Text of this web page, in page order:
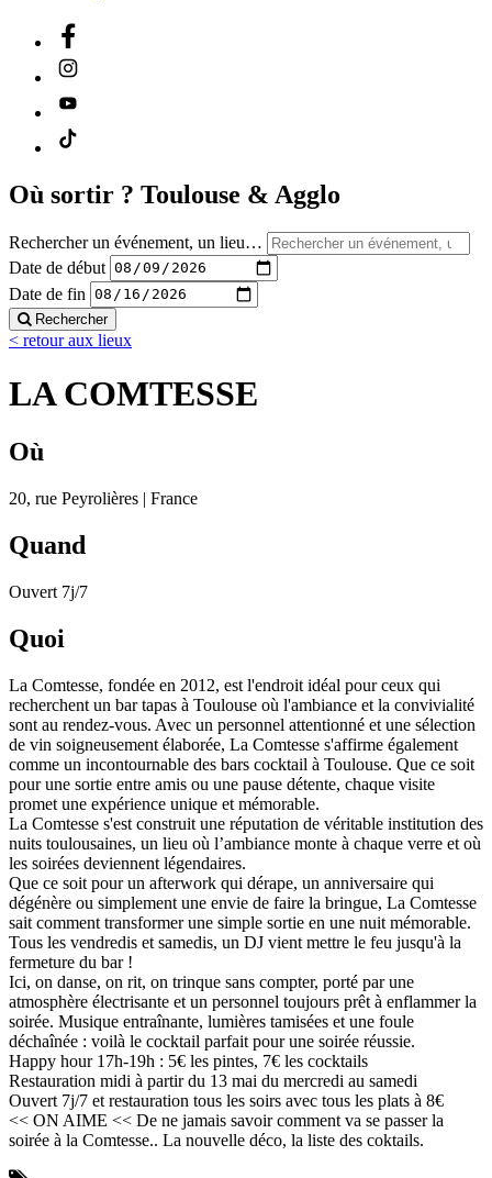
Où sortir ? Toulouse & Agglo
Rechercher un événement, un lieu…
Date de début
Date de fin
Rechercher
< retour aux lieux
LA COMTESSE
Où
20, rue Peyrolières | France
Quand
Ouvert 7j/7
Quoi
La Comtesse, fondée en 2012, est l'endroit idéal pour ceux qui
recherchent un bar tapas à Toulouse où l'ambiance et la convivialité
sont au rendez-vous. Avec un personnel attentionné et une sélection
de vin soigneusement élaborée, La Comtesse s'affirme également
comme un incontournable des bars cocktail à Toulouse. Que ce soit
pour une sortie entre amis ou une pause détente, chaque visite
promet une expérience unique et mémorable.
La Comtesse s'est construit une réputation de véritable institution des
nuits toulousaines, un lieu où l’ambiance monte à chaque verre et où
les soirées deviennent légendaires.
Que ce soit pour un afterwork qui dérape, un anniversaire qui
dégénère ou simplement une envie de faire la bringue, La Comtesse
sait comment transformer une simple sortie en une nuit mémorable.
Tous les vendredis et samedis, un DJ vient mettre le feu jusqu'à la
fermeture du bar !
Ici, on danse, on rit, on trinque sans compter, porté par une
atmosphère électrisante et un personnel toujours prêt à enflammer la
soirée. Musique entraînante, lumières tamisées et une foule
déchaînée : voilà le cocktail parfait pour une soirée réussie.
Happy hour 17h-19h : 5€ les pintes, 7€ les cocktails
Restauration midi à partir du 13 mai du mercredi au samedi
Ouvert 7j/7 et restauration tous les soirs avec tous les plats à 8€
<< ON AIME << De ne jamais savoir comment va se passer la
soirée à la Comtesse.. La nouvelle déco, la liste des coktails.